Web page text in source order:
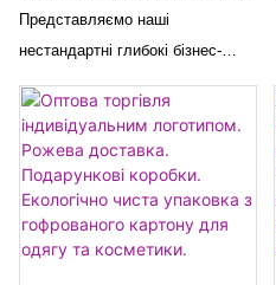
коробки великого
розміру для доставки
упаковка, чорна
картонна упаковка для
доставки з логотипом
Представляємо наші
нестандартні глибокі бізнес-
картонні формату A4, призначені
для транспортування великих
розмірів і вантажів. Ці міцні
коробки з гладким чорним
покриттям і спеціальним
логотипом ідеально підходять